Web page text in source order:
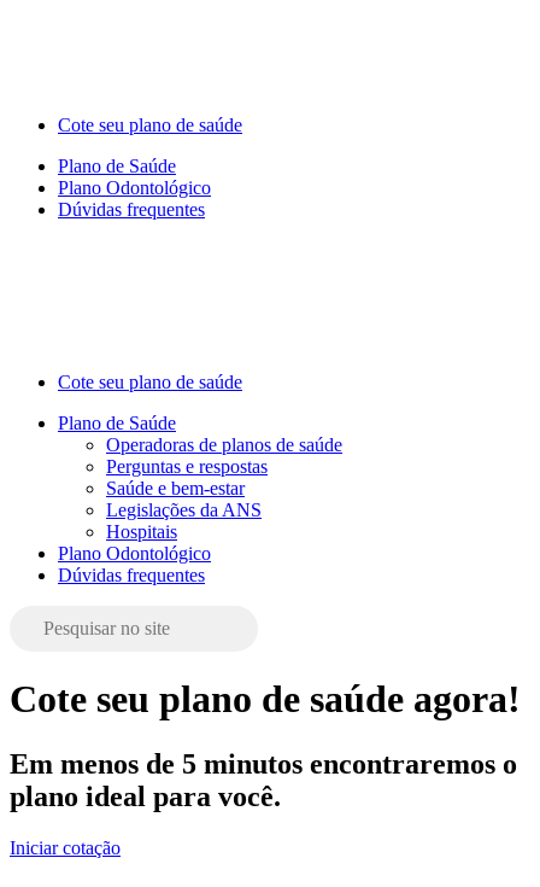
Cote seu plano de saúde
Plano de Saúde
Plano Odontológico
Dúvidas frequentes
Cote seu plano de saúde
Plano de Saúde
Operadoras de planos de saúde
Perguntas e respostas
Saúde e bem-estar
Legislações da ANS
Hospitais
Plano Odontológico
Dúvidas frequentes
Cote seu plano de saúde agora!
Em menos de 5 minutos encontraremos o
plano ideal para você.
Iniciar cotação